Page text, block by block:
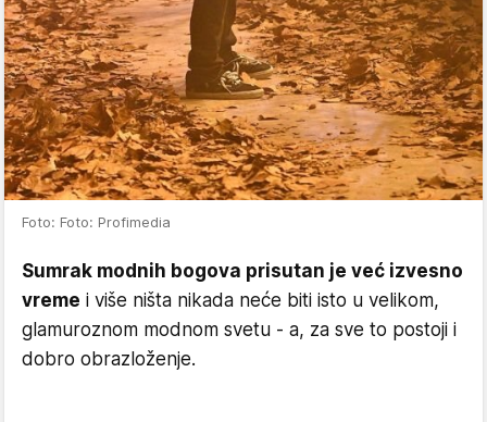
Foto: Foto: Profimedia
Sumrak modnih bogova prisutan je već izvesno
vreme i više ništa nikada neće biti isto u velikom,
glamuroznom modnom svetu - a, za sve to postoji i
dobro obrazloženje.